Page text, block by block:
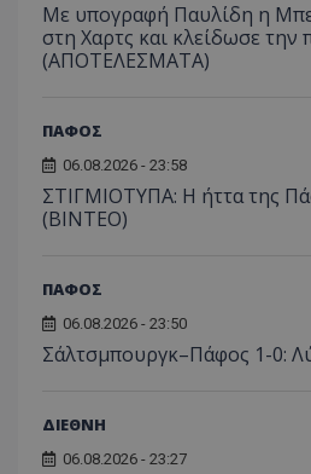
Με υπογραφή Παυλίδη η
στη Χαρτς και κλείδωσε την
(ΑΠΟΤΕΛΕΣΜΑΤΑ)
ΠΑΦΟΣ
06.08.2026 - 23:58
ΣΤΙΓΜΙΟΤΥΠΑ: Η ήττα της
(ΒΙΝΤΕΟ)
ΠΑΦΟΣ
06.08.2026 - 23:50
Σάλτσμπουργκ–Πάφος 1-0:
ΔΙΕΘΝΗ
06.08.2026 - 23:27